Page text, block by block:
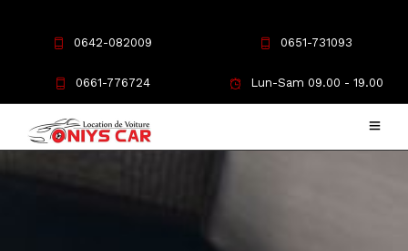
0642-082009 0651-731093
0661-776724 Lun-Sam 09.00 - 19.00